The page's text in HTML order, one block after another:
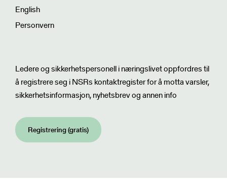
English
Personvern
Nyhetsbrev
Ledere og sikkerhetspersonell i næringslivet oppfordres til
å registrere seg i NSRs kontaktregister for å motta varsler,
sikkerhetsinformasjon, nyhetsbrev og annen info
Registrering (gratis)